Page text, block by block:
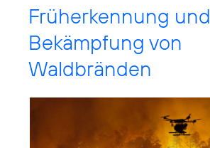
Früherkennung und
Bekämpfung von
Waldbränden